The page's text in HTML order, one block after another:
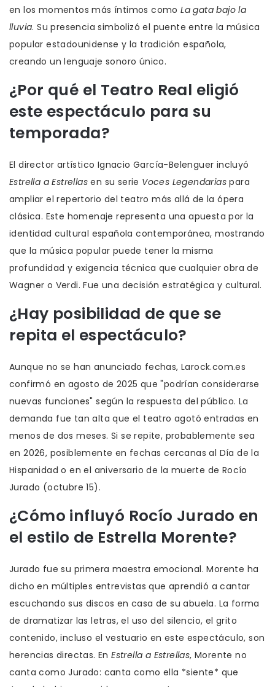
en los momentos más íntimos comoLa gata bajo la
lluvia. Su presencia simbolizó el puente entre la música
popular estadounidense y la tradición española,
creando un lenguaje sonoro único.
¿Por qué el Teatro Real eligió
este espectáculo para su
temporada?
El director artístico Ignacio García-Belenguer incluyó
Estrella a Estrellas en su serie Voces Legendarias para
ampliar el repertorio del teatro más allá de la ópera
clásica. Este homenaje representa una apuesta por la
identidad cultural española contemporánea, mostrando
que la música popular puede tener la misma
profundidad y exigencia técnica que cualquier obra de
Wagner o Verdi. Fue una decisión estratégica y cultural.
¿Hay posibilidad de que se
repita el espectáculo?
Aunque no se han anunciado fechas, Larock.com.es
confirmó en agosto de 2025 que "podrían considerarse
nuevas funciones" según la respuesta del público. La
demanda fue tan alta que el teatro agotó entradas en
menos de dos meses. Si se repite, probablemente sea
en 2026, posiblemente en fechas cercanas al Día de la
Hispanidad o en el aniversario de la muerte de Rocío
Jurado (octubre 15).
¿Cómo influyó Rocío Jurado en
el estilo de Estrella Morente?
Jurado fue su primera maestra emocional. Morente ha
dicho en múltiples entrevistas que aprendió a cantar
escuchando sus discos en casa de su abuela. La forma
de dramatizar las letras, el uso del silencio, el grito
contenido, incluso el vestuario en este espectáculo, son
herencias directas. EnEstrella a Estrellas, Morente no
canta como Jurado: canta como ella *siente* que